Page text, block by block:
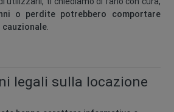
o perdite potrebbero comportare
legali sulla locazione